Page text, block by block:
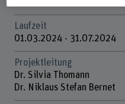
Laufzeit
01.03.2024 - 31.07.2024
Projektleitung
Dr. Silvia Thomann
Dr. Niklaus Stefan Bernet